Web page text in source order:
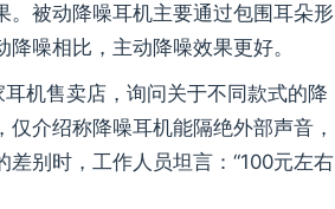
。被动降噪耳机主要通过包围耳朵形
噪相比，主动降噪效果更好。
机售卖店，询问关于不同款式的降
介绍称降噪耳机能隔绝外部声音，
别时，工作人员坦言：“100元左右